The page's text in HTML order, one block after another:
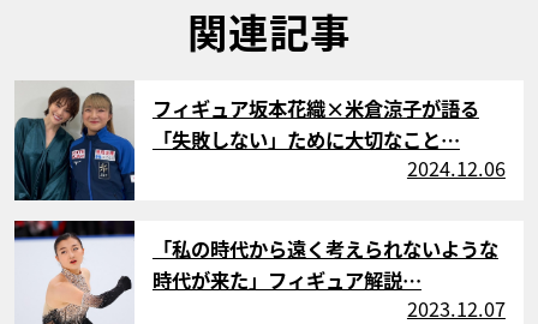
関連記事
サムネイル
フィギュア坂本花織×米倉涼子が語る
「失敗しない」ために大切なこと…
2024.12.06
サムネイル
「私の時代から遠く考えられないような
時代が来た」フィギュア解説…
2023.12.07